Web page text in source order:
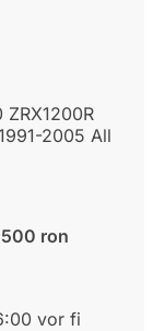
2005 All
ron
vor fi